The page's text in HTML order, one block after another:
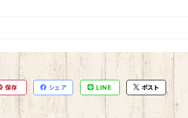
保存 シェア LINE ポスト